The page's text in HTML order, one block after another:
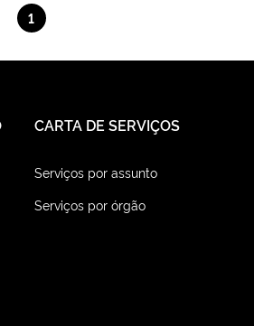
1
CARTA DE SERVIÇOS
Serviços por assunto
Serviços por órgão